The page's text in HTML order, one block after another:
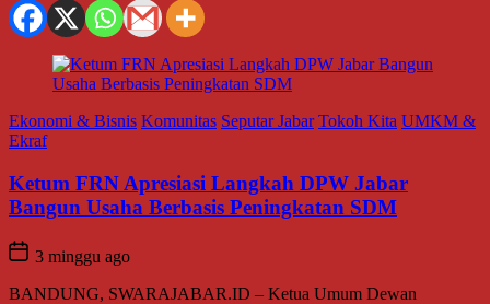
Ekonomi & Bisnis Komunitas Seputar Jabar Tokoh Kita UMKM &
Ekraf
Ketum FRN Apresiasi Langkah DPW Jabar
Bangun Usaha Berbasis Peningkatan SDM
3 minggu ago
BANDUNG, SWARAJABAR.ID – Ketua Umum Dewan